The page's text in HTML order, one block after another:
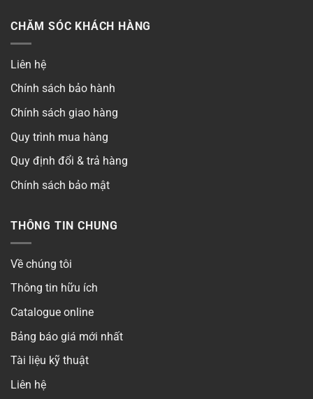
CHĂM SÓC KHÁCH HÀNG
Liên hệ
Chính sách bảo hành
Chính sách giao hàng
Quy trình mua hàng
Quy định đổi & trả hàng
Chính sách bảo mật
THÔNG TIN CHUNG
Về chúng tôi
Thông tin hữu ích
Catalogue online
Bảng báo giá mới nhất
Tài liệu kỹ thuật
Liên hệ